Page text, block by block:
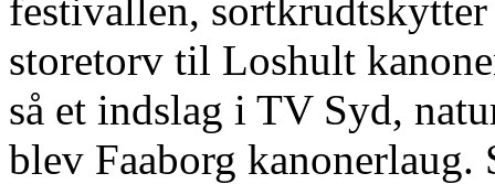
festivallen,
storetorv til Loshult
så et indslag i TV Syd,
blev Faaborg